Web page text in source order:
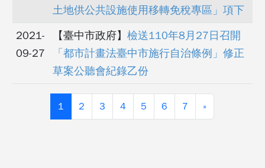
土地供公共設施使用移轉免稅專區」項下
2021-
09-27
【臺中市政府】檢送110年8月27日召開
「都市計畫法臺中市施行自治條例」修正
草案公聽會紀錄乙份
1 2 3 4 5 6 7 »